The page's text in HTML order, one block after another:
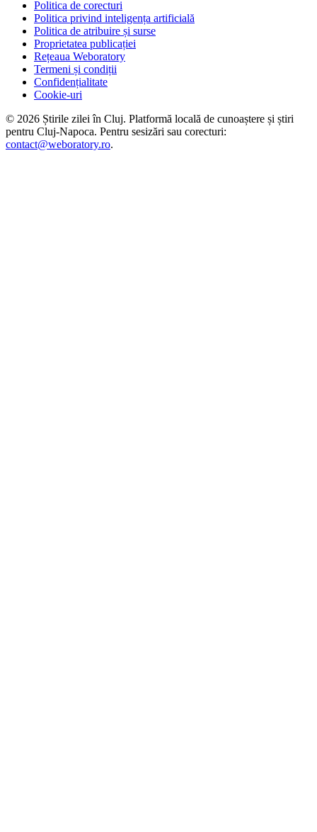
Politica de corecturi
Politica privind inteligența artificială
Politica de atribuire și surse
Proprietatea publicației
Rețeaua Weboratory
Termeni și condiții
Confidențialitate
Cookie-uri
© 2026 Știrile zilei în Cluj. Platformă locală de cunoaștere și știri
pentru Cluj-Napoca. Pentru sesizări sau corecturi:
contact@weboratory.ro.